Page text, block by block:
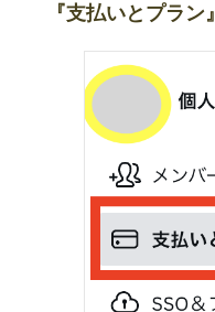
『支払いとプラン』